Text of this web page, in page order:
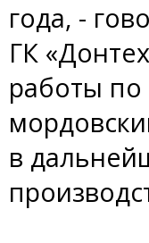
года, -
ГК
работы по
в